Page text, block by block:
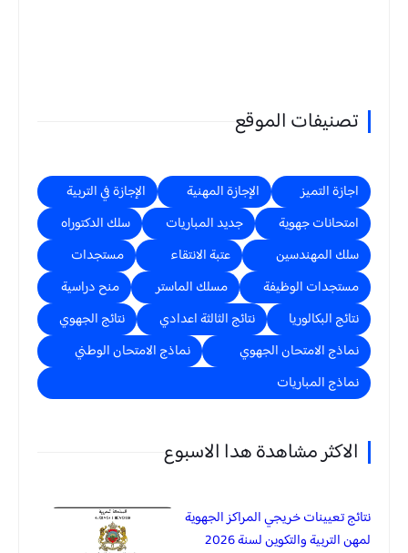
تصنيفات الموقع
اجازة التميز الإجازة المهنية
الإجازة في التربية
امتحانات جهوية
جديد المباريات
سلك الدكتوراه
سلك المهندسين
عتبة الانتقاء
مستجدات
مستجدات الوظيفة
مسلك الماستر
منح دراسية
نتائج البكالوريا
نتائج الثالثة اعدادي
نتائج الجهوي
نماذج الامتحان الجهوي
نماذج الامتحان الوطني
نماذج المباريات
الاكثر مشاهدة هدا الاسبوع
نتائج تعيينات خريجي المراكز الجهوية
لمهن التربية والتكوين لسنة 2026